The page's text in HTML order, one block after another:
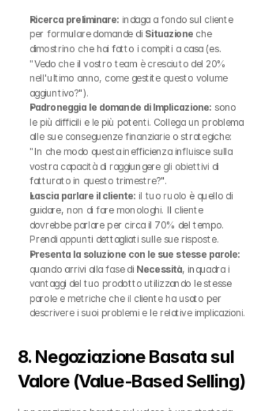
Ricerca preliminare: indaga a fondo sul cliente
per formulare domande di Situazione che
dimostrino che hai fatto i compiti a casa (es.
"Vedo che il vostro team è cresciuto del 20%
nell'ultimo anno, come gestite questo volume
aggiuntivo?").
Padroneggia le domande di Implicazione: sono
le più difficili e le più potenti. Collega un problema
alle sue conseguenze finanziarie o strategiche:
"In che modo questa inefficienza influisce sulla
vostra capacità di raggiungere gli obiettivi di
fatturato in questo trimestre?".
Lascia parlare il cliente: il tuo ruolo è quello di
guidare, non di fare monologhi. Il cliente
dovrebbe parlare per circa il 70% del tempo.
Prendi appunti dettagliati sulle sue risposte.
Presenta la soluzione con le sue stesse parole:
quando arrivi alla fase di Necessità, inquadra i
vantaggi del tuo prodotto utilizzando le stesse
parole e metriche che il cliente ha usato per
descrivere i suoi problemi e le relative implicazioni.
8. Negoziazione Basata sul
Valore (Value-Based Selling)